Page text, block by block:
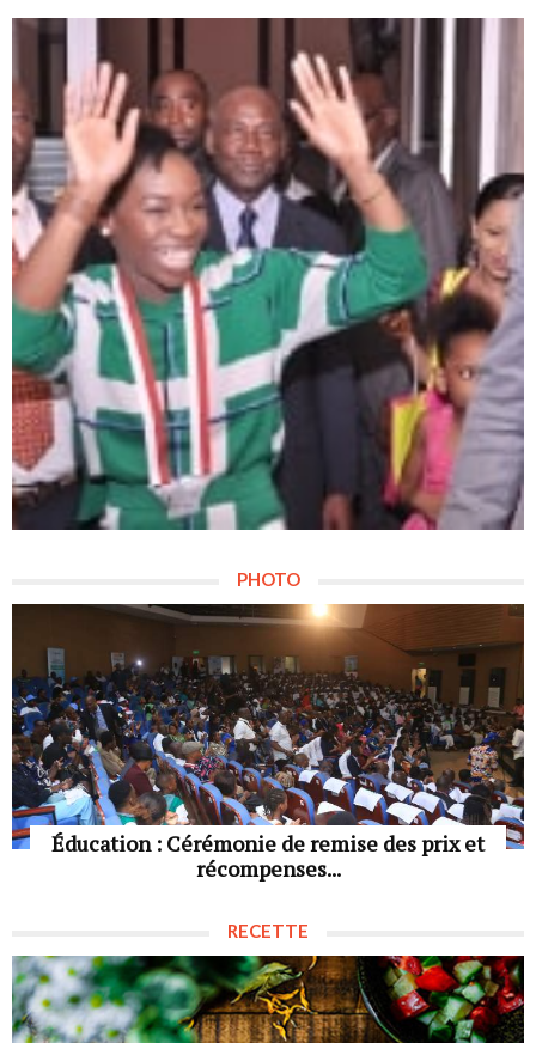
PHOTO
Éducation : Cérémonie de remise des prix et
récompenses...
RECETTE